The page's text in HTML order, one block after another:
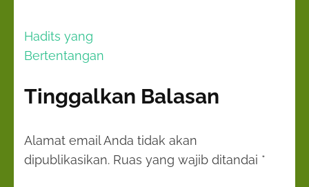
Navigasi
pos
Hadits yang
Bertentangan
Tinggalkan Balasan
Alamat email Anda tidak akan
dipublikasikan. Ruas yang wajib ditandai *